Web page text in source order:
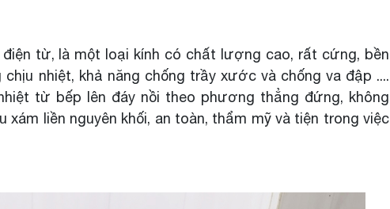
từ, là một loại kính có chất lượng cao, rất cứng, bền
nhiệt, khả năng chống trầy xước và chống va đập ....
từ bếp lên đáy nồi theo phương thẳng đứng, không
liền nguyên khối, an toàn, thẩm mỹ và tiện trong việc